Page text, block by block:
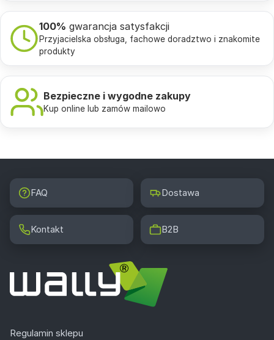
100% gwarancja satysfakcji
Przyjacielska obsługa, fachowe doradztwo i znakomite
produkty
Bezpieczne i wygodne zakupy
Kup online lub zamów mailowo
FAQ Dostawa
Kontakt B2B
Regulamin sklepu